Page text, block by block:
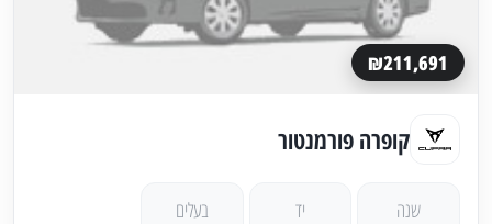
₪211,691
קופרה פורמנטור
שנה
יד
בעלים